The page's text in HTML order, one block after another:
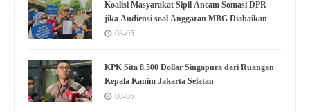
Koalisi Masyarakat Sipil Ancam Somasi DPR
jika Audiensi soal Anggaran MBG Diabaikan
08-05
KPK Sita 8.500 Dollar Singapura dari Ruangan
Kepala Kanim Jakarta Selatan
08-05